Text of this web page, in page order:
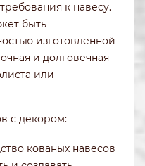
к навесу.
быть
изготовленной
и долговечная
или
с декором:
кованых навесов